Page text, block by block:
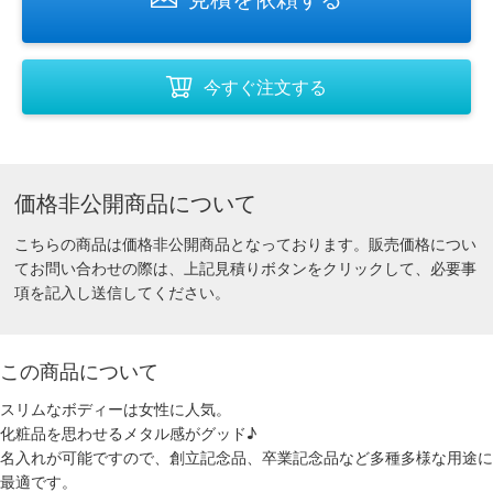
今すぐ注文する
価格非公開商品について
こちらの商品は価格非公開商品となっております。販売価格につい
てお問い合わせの際は、上記見積りボタンをクリックして、必要事
項を記入し送信してください。
この商品について
スリムなボディーは女性に人気。
化粧品を思わせるメタル感がグッド♪
名入れが可能ですので、創立記念品、卒業記念品など多種多様な用途に
最適です。